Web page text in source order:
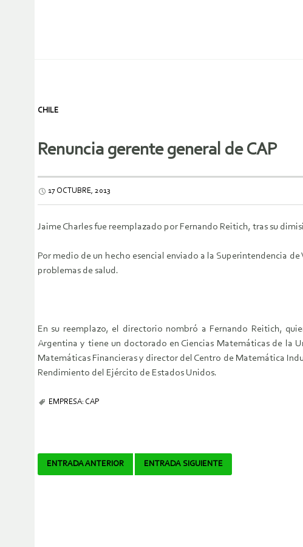
CHILE
Renuncia gerente general de CAP
17 OCTUBRE, 2013
Jaime Charles fue reemplazado por Fernando Reitich, tras su
Por medio de un hecho esencial enviado a la Superintendencia
problemas de salud.
En su reemplazo, el directorio nombró a Fernando Reitich,
Argentina y tiene un doctorado en Ciencias Matemáticas de la
Matemáticas Financieras y director del Centro de Matemática
Rendimiento del Ejército de Estados Unidos.
EMPRESA: CAP
Navegador
ENTRADA ANTERIOR ENTRADA SIGUIENTE